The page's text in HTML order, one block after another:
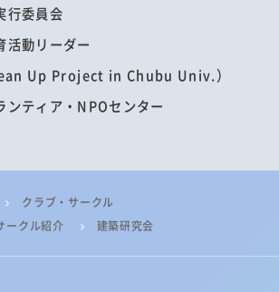
行委員会
活動リーダー
Up Project in Chubu Univ.）
ンティア・NPOセンター
クラブ・サークル
ークル紹介
建築研究会